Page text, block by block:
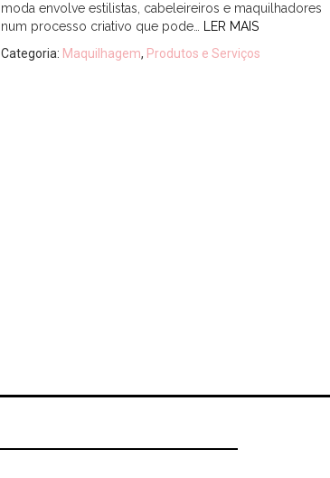
moda envolve estilistas, cabeleireiros e maquilhadores
num processo criativo que pode…
LER MAIS
Categoria: Maquilhagem, Produtos e Serviços